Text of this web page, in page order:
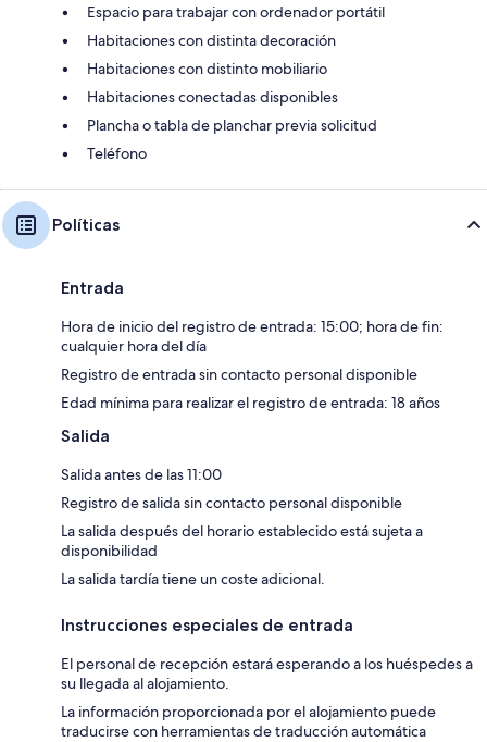
Espacio para trabajar con ordenador portátil
Habitaciones con distinta decoración
Habitaciones con distinto mobiliario
Habitaciones conectadas disponibles
Plancha o tabla de planchar previa solicitud
Teléfono
Políticas
Entrada
Hora de inicio del registro de entrada: 15:00; hora de fin:
cualquier hora del día
Registro de entrada sin contacto personal disponible
Edad mínima para realizar el registro de entrada: 18 años
Salida
Salida antes de las 11:00
Registro de salida sin contacto personal disponible
La salida después del horario establecido está sujeta a
disponibilidad
La salida tardía tiene un coste adicional.
Instrucciones especiales de entrada
El personal de recepción estará esperando a los huéspedes a
su llegada al alojamiento.
La información proporcionada por el alojamiento puede
traducirse con herramientas de traducción automática